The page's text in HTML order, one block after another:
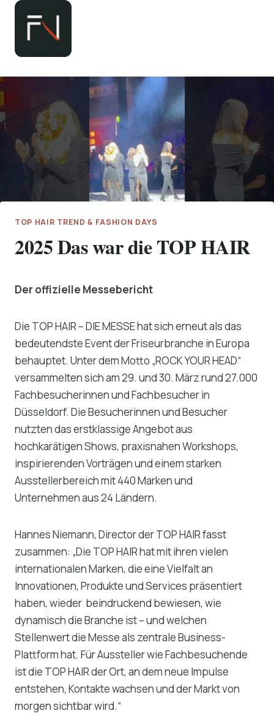
Zum
springen
TOP HAIR TREND & FASHION DAYS
2025 Das war die TOP HAIR
Der offizielle Messebericht
Die TOP HAIR – DIE MESSE hat sich erneut als das
bedeutendste Event der Friseurbranche in Europa
behauptet. Unter dem Motto „ROCK YOUR HEAD“
versammelten sich am 29. und 30. März rund 27.000
Fachbesucherinnen und Fachbesucher in
Düsseldorf. Die Besucherinnen und Besucher
nutzten das erstklassige Angebot aus
hochkarätigen Shows, praxisnahen Workshops,
inspirierenden Vorträgen und einem starken
Ausstellerbereich mit 440 Marken und
Unternehmen aus 24 Ländern.
Hannes Niemann, Director der TOP HAIR fasst
zusammen: „Die TOP HAIR hat mit ihren vielen
internationalen Marken, die eine Vielfalt an
Innovationen, Produkte und Services präsentiert
haben, wieder beindruckend bewiesen, wie
dynamisch die Branche ist – und welchen
Stellenwert die Messe als zentrale Business-
Plattform hat. Für Aussteller wie Fachbesuchende
ist die TOP HAIR der Ort, an dem neue Impulse
entstehen, Kontakte wachsen und der Markt von
morgen sichtbar wird.“